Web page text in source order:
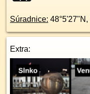
Súradnice: 48°5'27"N ,
Extra: